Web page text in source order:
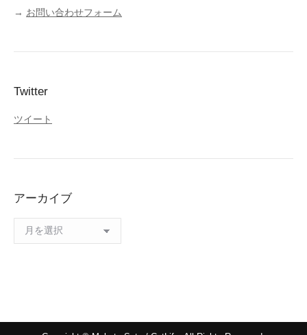
→ お問い合わせフォーム
Twitter
ツイート
アーカイブ
ー